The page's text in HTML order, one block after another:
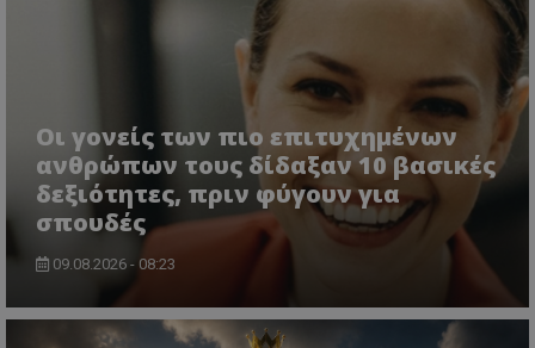
Οι γονείς των πιο επιτυχημένων
ανθρώπων τους δίδαξαν 10 βασικές
δεξιότητες, πριν φύγουν για
σπουδές
09.08.2026 - 08:23